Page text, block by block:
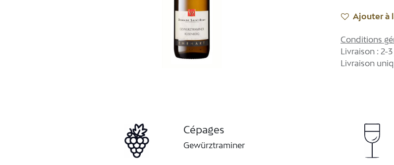
Ajouter à
Conditions
Livraison : 2-
Livraison
Cépages
Gewürztraminer